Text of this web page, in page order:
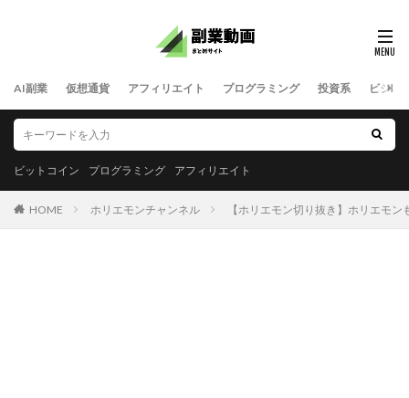
AI副業 仮想通貨 アフィリエイト プログラミング 投資系 ビジネ
ビットコイン プログラミング アフィリエイト
HOME ホリエモンチャンネル 【ホリエモン切り抜き】ホリエモ